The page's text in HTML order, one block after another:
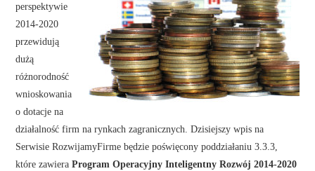
perspektywie
2014-2020
przewidują
dużą
różnorodność
wnioskowania
o dotacje na
działalność firm na rynkach zagranicznych. Dzisiejszy wpis na
Serwisie RozwijamyFirme będzie poświęcony poddziałaniu 3.3.3,
które zawieraProgram Operacyjny Inteligentny Rozwój 2014-2020